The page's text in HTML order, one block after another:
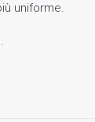
uniforme.